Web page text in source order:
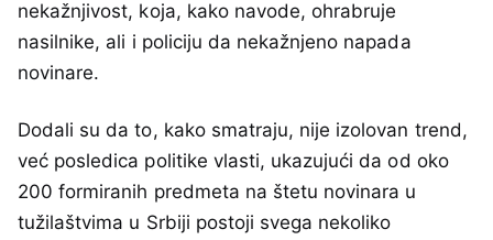
nekažnjivost, koja, kako navode, ohrabruje
nasilnike, ali i policiju da nekažnjeno napada
novinare.
Dodali su da to, kako smatraju, nije izolovan trend,
već posledica politike vlasti, ukazujući da od oko
200 formiranih predmeta na štetu novinara u
tužilaštvima u Srbiji postoji svega nekoliko